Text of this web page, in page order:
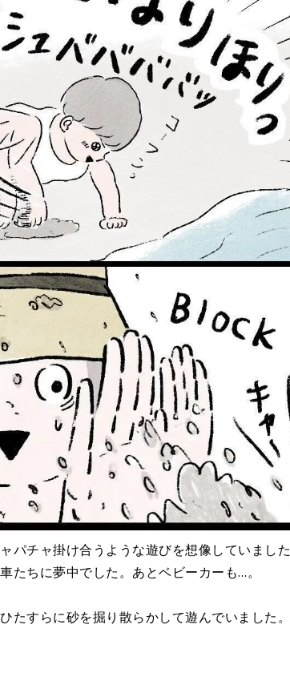
パチャ掛け合うような遊びを想像していました
たちに夢中でした。あとベビーカーも…。
すらに砂を掘り散らかして遊んでいました。